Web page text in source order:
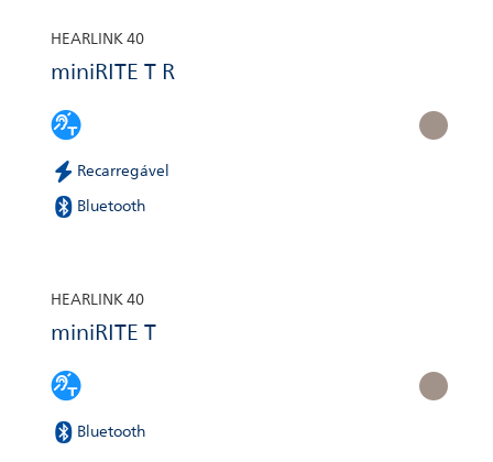
HEARLINK 40
miniRITE T R
Recarregável
Bluetooth
HEARLINK 40
miniRITE T
Bluetooth